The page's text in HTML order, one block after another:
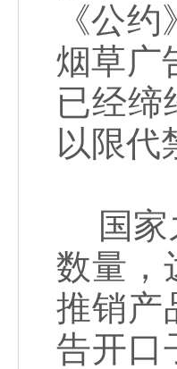
《公
烟草广
已经缔
以限代
国家
数量，
推销产
告开口